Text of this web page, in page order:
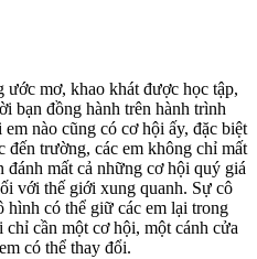
ước mơ, khao khát được học tập,
bạn đồng hành trên hành trình
nào cũng có cơ hội ấy, đặc biệt
trường, các em không chỉ mất
mất cả những cơ hội quý giá
với thế giới xung quanh. Sự cô
hình có thể giữ các em lại trong
cần một cơ hội, một cánh cửa
có thể thay đổi.